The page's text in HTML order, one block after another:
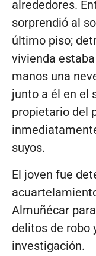
alrededores.
sorprendió al
último piso;
vivienda
manos una
junto a él en el
propietario del
suyos.
El joven fue
Almuñécar
delitos de robo
investigación.